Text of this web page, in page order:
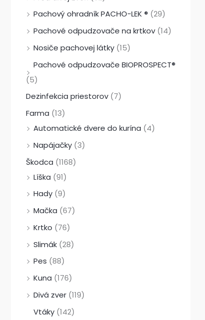
Pachový ohradník PACHO-LEK ® (29)
Pachové odpudzovače na krtkov (14)
Nosiče pachovej látky (15)
Pachové odpudzovače BIOPROSPECT®
(5)
Dezinfekcia priestorov (7)
Farma (13)
Automatické dvere do kurína (4)
Napájačky (3)
Škodca (1168)
Líška (91)
Hady (9)
Mačka (67)
Krtko (76)
Slimák (28)
Pes (88)
Kuna (176)
Divá zver (119)
Vtáky (142)